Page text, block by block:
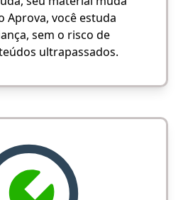
Aprova, você estuda
sem o risco de
ultrapassados.